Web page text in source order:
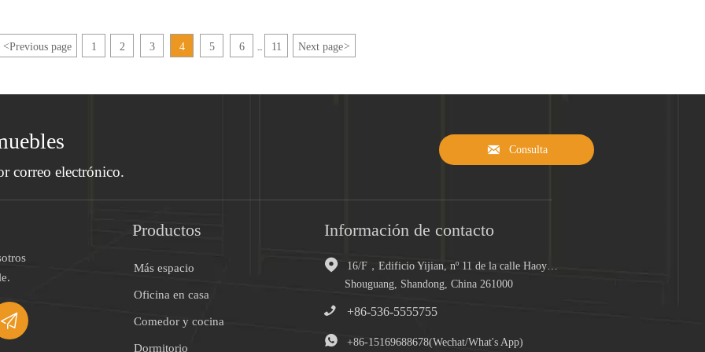
<Previous page 1 2 3 4 5 6 11 Next page>
correo electrónico.
 Consulta

Productos
Más espacio
Oficina en casa
Comedor y cocina
Dormitorio
Información de contacto

16/F，Edificio Yijian, nº 11 de la calle Haoyuan,
Shouguang, Shandong, China 261000
 +86-536-5555755
 +86-15169688678(Wechat/What's App)